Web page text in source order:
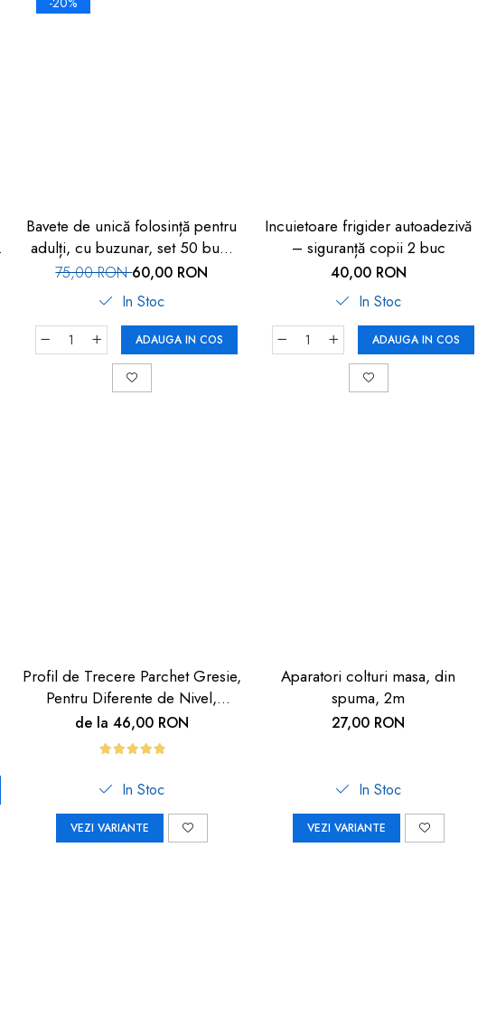
Bavete de unică folosință pentru
adulți, cu buzunar, set 50 buc,
FM-108
75,00 RON60,00 RON
In Stoc
ADAUGA IN COS
Incuietoare frigider autoadezivă
– siguranță copii 2 buc
40,00 RON
In Stoc
ADAUGA IN COS
Profil de Trecere Parchet Gresie,
Pentru Diferente de Nivel,
Autoadeziv, Culoare Lemn
Deschis, 90cm
de la 46,00 RON
In Stoc
VEZI VARIANTE
Aparatori colturi masa, din
spuma, 2m
27,00 RON
In Stoc
VEZI VARIANTE